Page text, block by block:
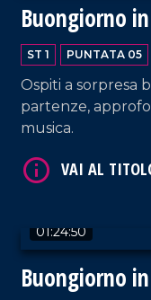
Buongiorno
ST 1 PUNTATA 05
Ospiti a sorpresa
partenze,
musica.
01:24:50
Buongiorno